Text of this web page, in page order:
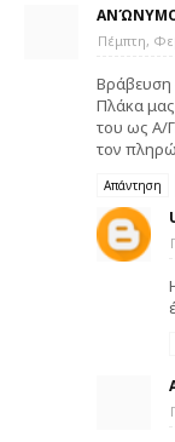
Πέμπτη,
Βράβευση
Πλάκα
του ως Α/
τον
Απάντηση